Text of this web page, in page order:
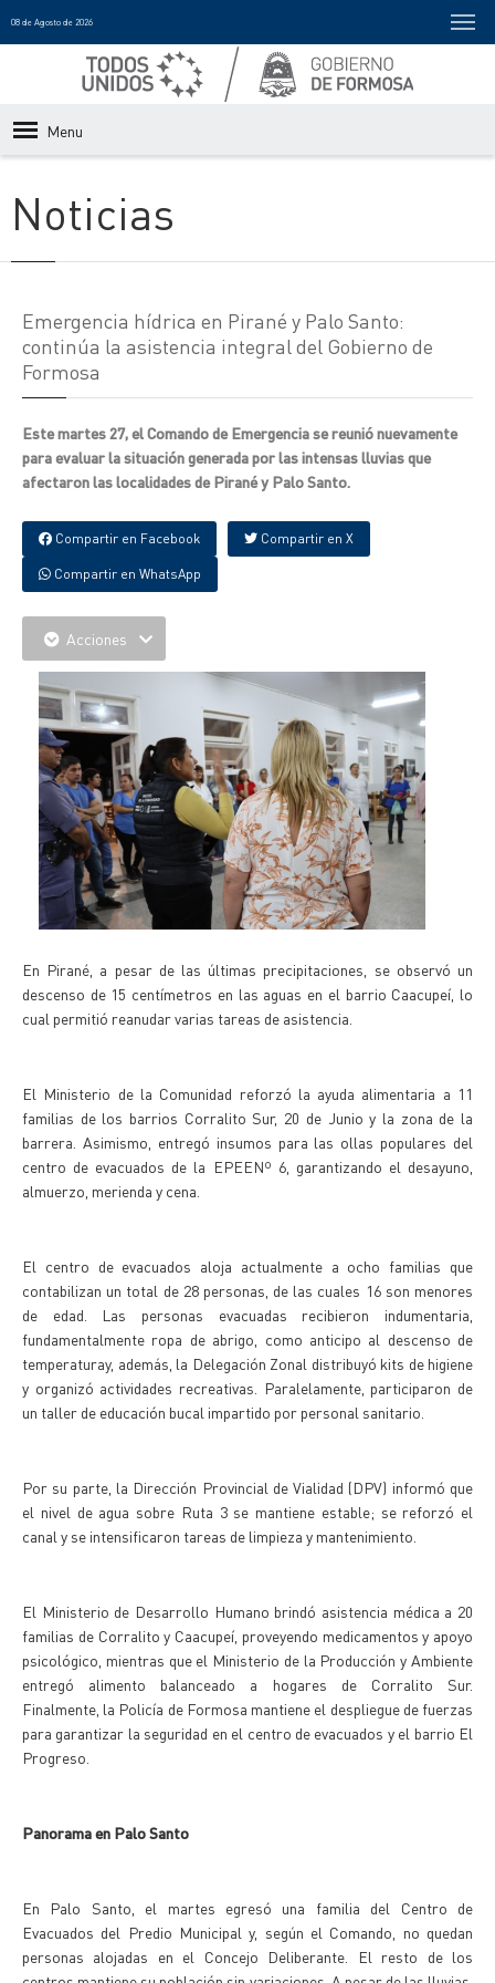
08 de Agosto de 2026
Menu
Noticias
Emergencia hídrica en Pirané y Palo Santo:
continúa la asistencia integral del Gobierno de
Formosa
Este martes 27, el Comando de Emergencia se reunió nuevamente
para evaluar la situación generada por las intensas lluvias que
afectaron las localidades de Pirané y Palo Santo.
Compartir en Facebook Compartir en X
Compartir en WhatsApp
Acciones
En Pirané, a pesar de las últimas precipitaciones, se observó un
descenso de 15 centímetros en las aguas en el barrio Caacupeí, lo
cual permitió reanudar varias tareas de asistencia.
El Ministerio de la Comunidad reforzó la ayuda alimentaria a 11
familias de los barrios Corralito Sur, 20 de Junio y la zona de la
barrera. Asimismo, entregó insumos para las ollas populares del
centro de evacuados de la EPEENº 6, garantizando el desayuno,
almuerzo, merienda y cena.
El centro de evacuados aloja actualmente a ocho familias que
contabilizan un total de 28 personas, de las cuales 16 son menores
de edad. Las personas evacuadas recibieron indumentaria,
fundamentalmente ropa de abrigo, como anticipo al descenso de
temperaturay, además, la Delegación Zonal distribuyó kits de higiene
y organizó actividades recreativas. Paralelamente, participaron de
un taller de educación bucal impartido por personal sanitario.
Por su parte, la Dirección Provincial de Vialidad (DPV) informó que
el nivel de agua sobre Ruta 3 se mantiene estable; se reforzó el
canal y se intensificaron tareas de limpieza y mantenimiento.
El Ministerio de Desarrollo Humano brindó asistencia médica a 20
familias de Corralito y Caacupeí, proveyendo medicamentos y apoyo
psicológico, mientras que el Ministerio de la Producción y Ambiente
entregó alimento balanceado a hogares de Corralito Sur.
Finalmente, la Policía de Formosa mantiene el despliegue de fuerzas
para garantizar la seguridad en el centro de evacuados y el barrio El
Progreso.
Panorama en Palo Santo
En Palo Santo, el martes egresó una familia del Centro de
Evacuados del Predio Municipal y, según el Comando, no quedan
personas alojadas en el Concejo Deliberante. El resto de los